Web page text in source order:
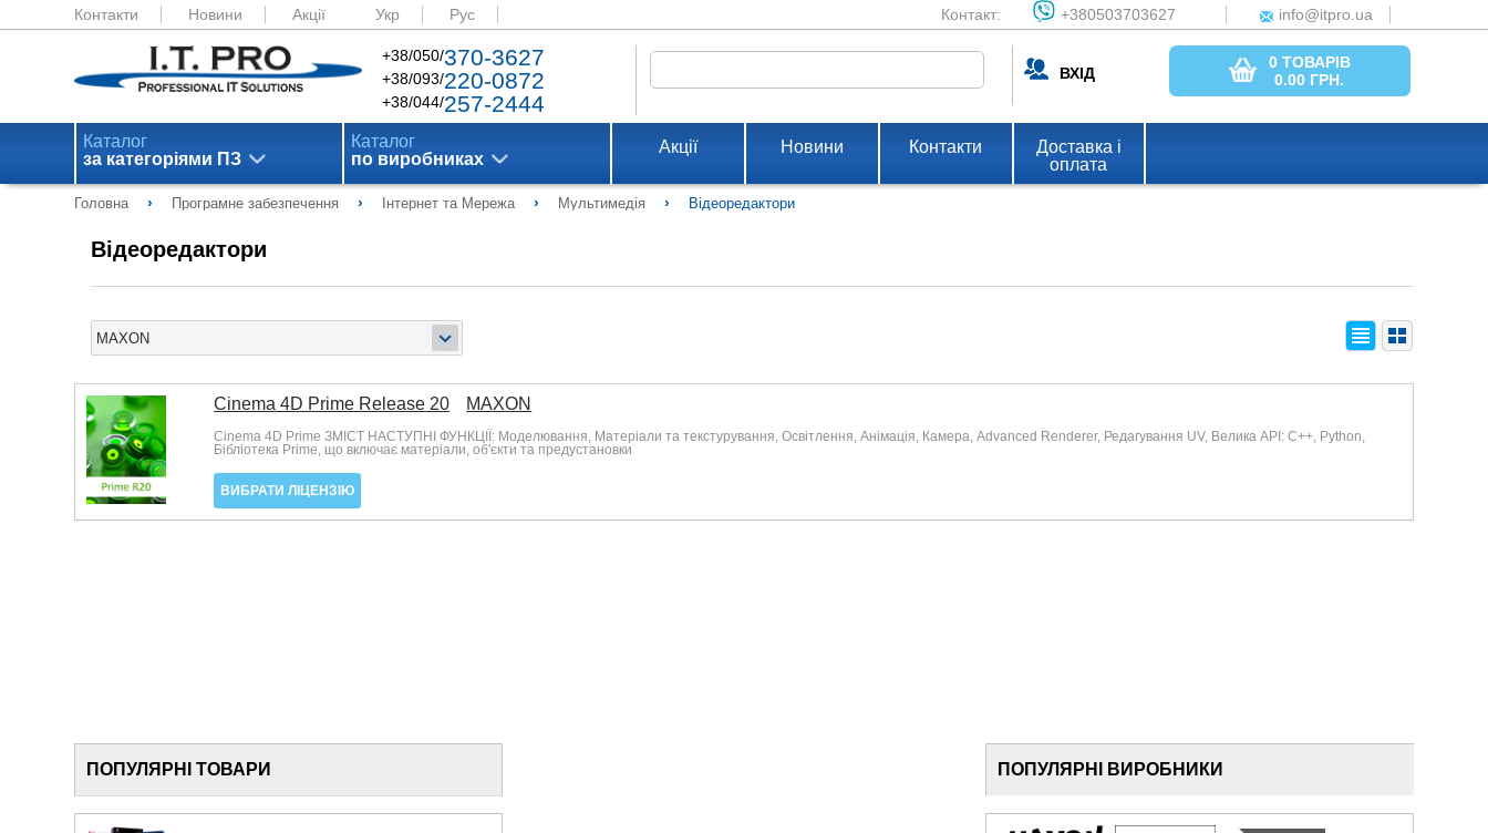
Контакти Новини Акції Укр Рус Контакт: +380503703627 info@itpro.ua
+38/050/370-3627
+38/093/220-0872
+38/044/257-2444
ВХІД
0 ТОВАРІВ
0.00 ГРН.
Каталог
за категоріями ПЗ
Каталог
по виробниках
Акції Новини Контакти
Доставка і
оплата
Головна › Програмне забезпечення › Інтернет та Мережа › Мультимедія › Відеоредактори
Відеоредактори
Cinema 4D Prime Release 20 MAXON
Cinema 4D Prime ЗМІСТ НАСТУПНІ ФУНКЦІЇ: Моделювання, Матеріали та текстурування, Освітлення, Анімація, Камера, Advanced Renderer, Редагування UV, Велика API: C++, Python,
Бібліотека Prime, що включає матеріали, об'єкти та предустановки
ВИБРАТИ ЛІЦЕНЗІЮ
ПОПУЛЯРНІ ТОВАРИ ПОПУЛЯРНІ ВИРОБНИКИ